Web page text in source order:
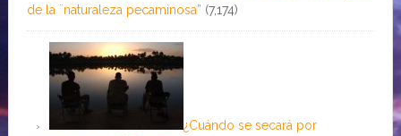
de la ¨naturaleza pecaminosa” (7,174)
¿Cuándo se secará por